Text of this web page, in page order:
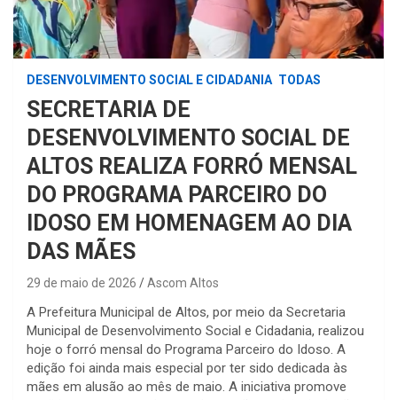
DESENVOLVIMENTO SOCIAL E CIDADANIA TODAS
SECRETARIA DE
DESENVOLVIMENTO SOCIAL DE
ALTOS REALIZA FORRÓ MENSAL
DO PROGRAMA PARCEIRO DO
IDOSO EM HOMENAGEM AO DIA
DAS MÃES
29 de maio de 2026 Ascom Altos
A Prefeitura Municipal de Altos, por meio da Secretaria
Municipal de Desenvolvimento Social e Cidadania, realizou
hoje o forró mensal do Programa Parceiro do Idoso. A
edição foi ainda mais especial por ter sido dedicada às
mães em alusão ao mês de maio. A iniciativa promove